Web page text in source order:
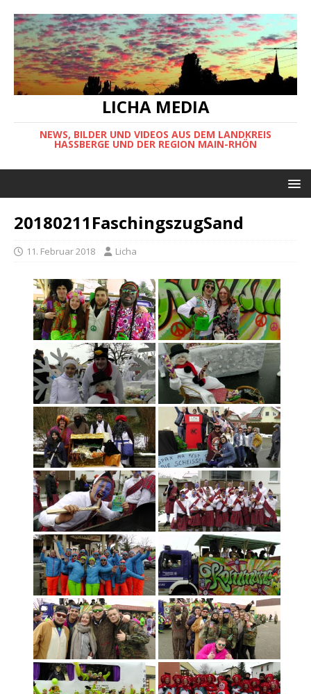
LICHA MEDIA
NEWS, BILDER UND VIDEOS AUS DEM LANDKREIS
HASSBERGE UND DER REGION MAIN-RHÖN
20180211FaschingszugSand
11. Februar 2018 Licha